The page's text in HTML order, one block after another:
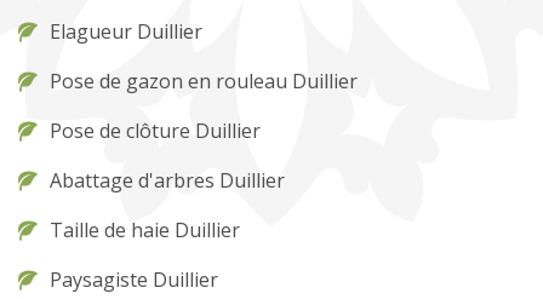
Elagueur Duillier
Pose de gazon en rouleau Duillier
Pose de clôture Duillier
Abattage d'arbres Duillier
Taille de haie Duillier
Paysagiste Duillier